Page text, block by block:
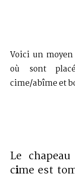
Voici un
où sont
cime/abîme et
Le
cime est